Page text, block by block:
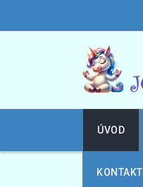
ÚVOD
KONTAKT